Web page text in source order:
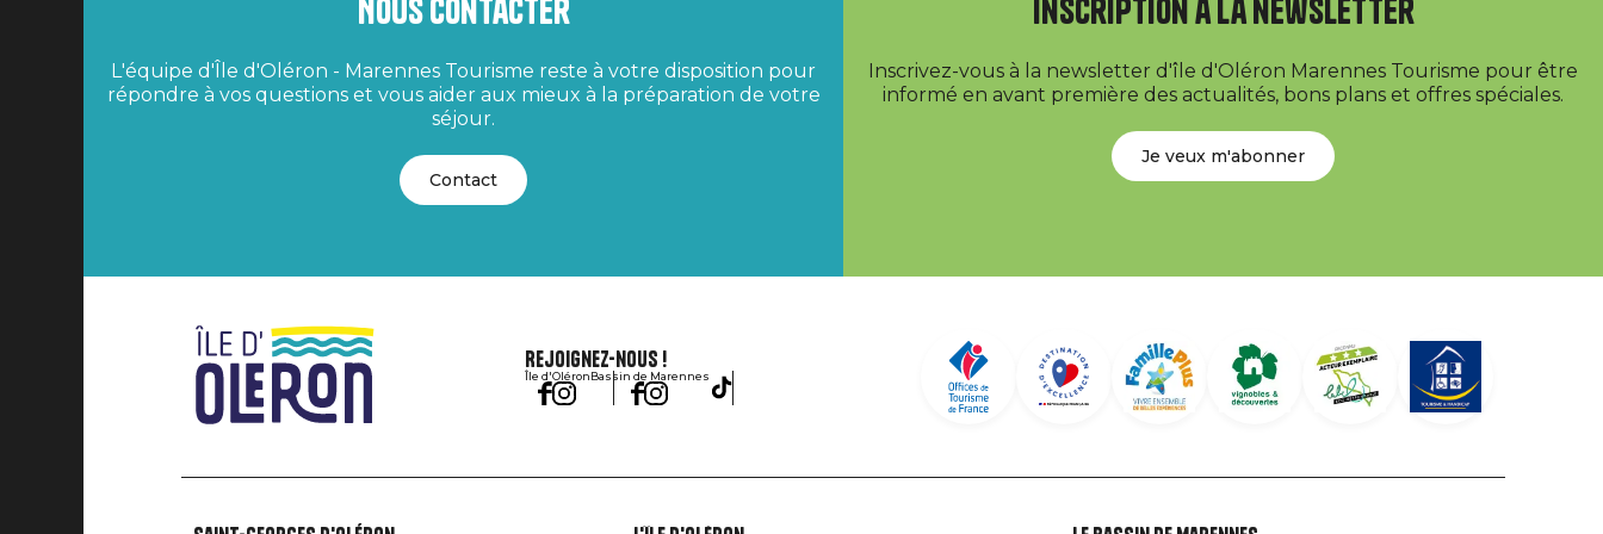
Nous contacter
L'équipe d'Île d'Oléron - Marennes Tourisme reste à votre disposition pour
répondre à vos questions et vous aider aux mieux à la préparation de votre
séjour.
Contact
Inscription à la newsletter
Inscrivez-vous à la newsletter d'île d'Oléron Marennes Tourisme pour être
informé en avant première des actualités, bons plans et offres spéciales.
Je veux m'abonner
Rejoignez-nous !
Île d'OléronBassin de Marennes